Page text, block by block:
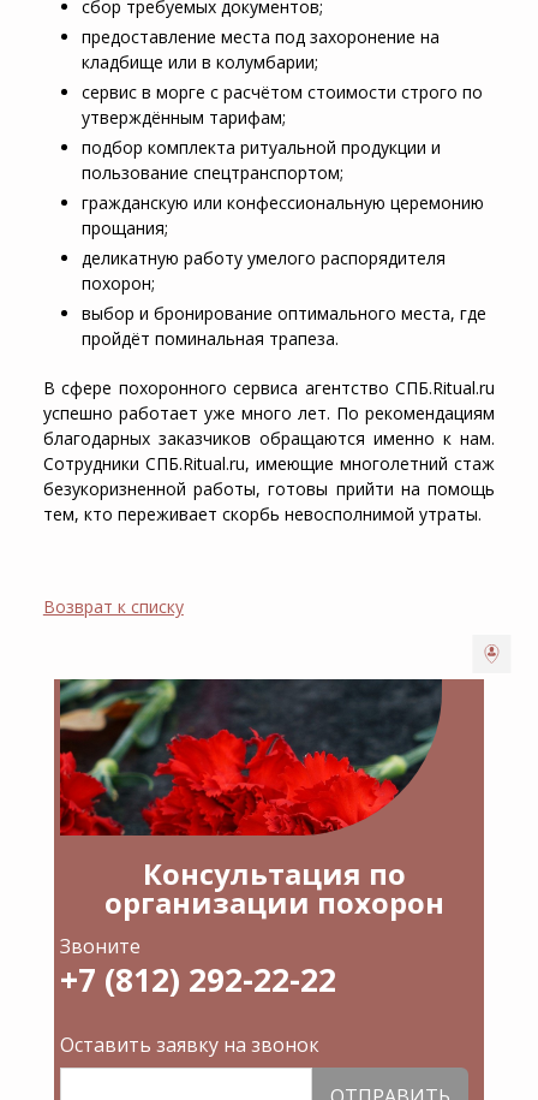
сбор требуемых документов;
предоставление места под захоронение на
кладбище или в колумбарии;
сервис в морге с расчётом стоимости строго по
утверждённым тарифам;
подбор комплекта ритуальной продукции и
пользование спецтранспортом;
гражданскую или конфессиональную церемонию
прощания;
деликатную работу умелого распорядителя
похорон;
выбор и бронирование оптимального места, где
пройдёт поминальная трапеза.
В сфере похоронного сервиса агентство СПБ.Ritual.ru
успешно работает уже много лет. По рекомендациям
благодарных заказчиков обращаются именно к нам.
Сотрудники СПБ.Ritual.ru, имеющие многолетний стаж
безукоризненной работы, готовы прийти на помощь
тем, кто переживает скорбь невосполнимой утраты.
Возврат к списку
Консультация по
организации похорон
Звоните
+7 (812) 292-22-22
Оставить заявку на звонок